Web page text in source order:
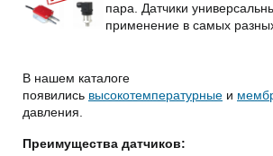
пара. Датчики
применение в самых
В нашем каталоге
появились высокотемпературные и
давления.
Преимущества датчиков: